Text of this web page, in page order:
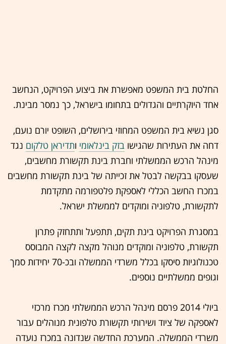
החלטת בית המשפט מאפשרת את ביצוע הפרויקט, הנחשב
אחד היוקרתיים והגדולים בתחומו בישראל, כך נמסר מבינת.
סגן נשיא בית המשפט המחוזי בירושלים, השופט יורם נועם,
דחה את העתירות שהגישו בזק בינלאומי ותדיראן טלקום נגד
מינהל הרכש הממשלתי וחברת בינת תקשורת מחשבים,
שעסקו בבקשה לבטל את זכייתה של בינת תקשורת מחשבים
במכרז החשב הכללי לאספקת פלטפורמה מתקדמת
לתקשורת, טלפוניה ומוקדים לממשלת ישראל.
במסגרת הפרויקט בינת תקים, תתפעל ותתחזק פתרון
תקשורת, טלפוניה ומוקדים מנוהל מקצה לקצה המבוסס
טכנולוגיות סיסקו בכלל משרדי הממשלה ובכ-70 יחידות סמך
וגופים ממשלתיים נוספים.
ביולי 2014 פרסם מינהל הרכש הממשלתי מכרז מרכזי
לאספקה של ציוד ושירותי תקשורת טלפונית מנוהלים עבור
משרדי הממשלה. המערכת החדשה שנדונה במכרז נועדה